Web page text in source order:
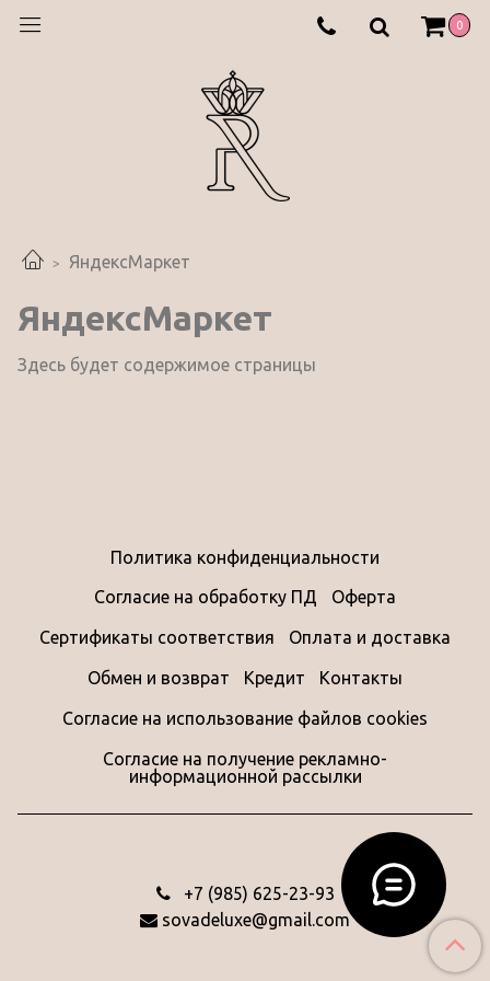
0
ЯндексМаркет
ЯндексМаркет
Здесь будет содержимое страницы
Политика конфиденциальности
Согласие на обработку ПД Оферта
Сертификаты соответствия Оплата и доставка
Обмен и возврат Кредит Контакты
Согласие на использование файлов cookies
Согласие на получение рекламно-
информационной рассылки
‭+7 (985) 625-23-93‬
sovadeluxe@gmail.com